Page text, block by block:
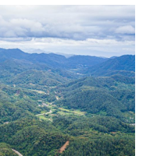
湖北 湖南
海南 重庆
云南 西藏
青海 宁夏
黑龙江